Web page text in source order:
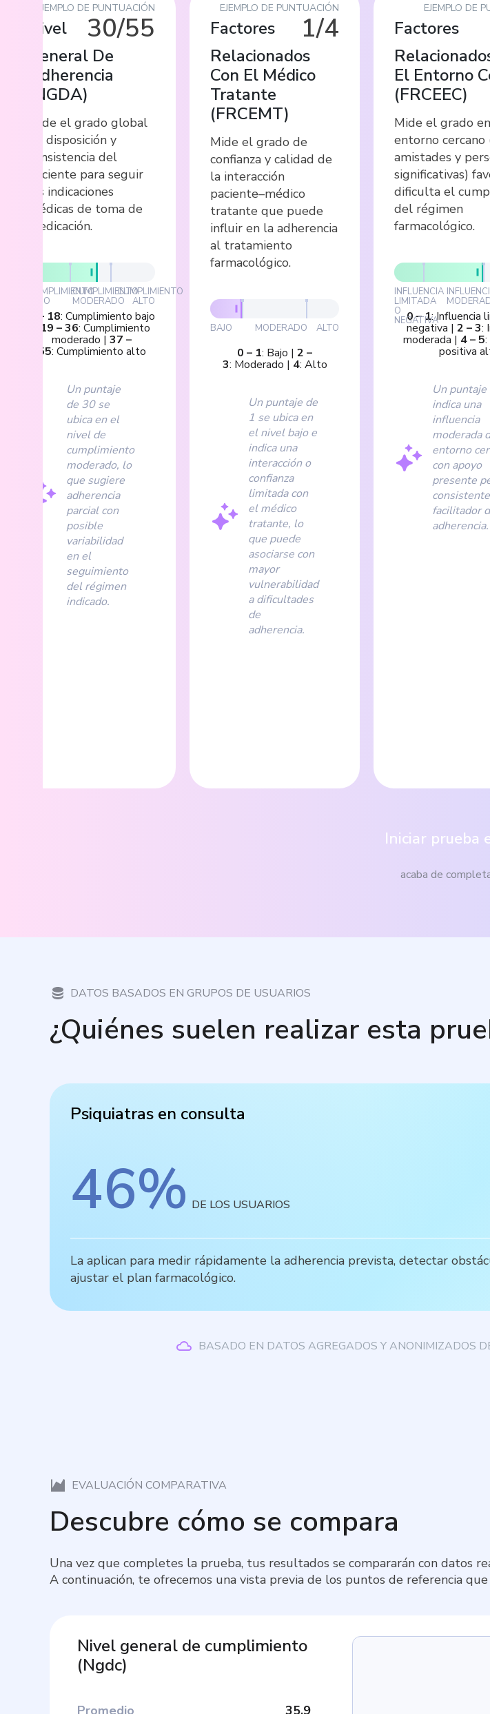
EJEMPLO DE PUNTUACIÓN
30/55
Nivel
General De
Adherencia
NGDA)
Mide el grado global
de disposición y
consistencia del
paciente para seguir
las indicaciones
médicas de toma de
medicación.
CUMPLIMIENTO
BAJO
CUMPLIMIENTO
MODERADO
CUMPLIMIENTO
ALTO
– 18: Cumplimiento bajo
19 –36: Cumplimiento
moderado | 37 –
55: Cumplimiento alto
Un puntaje
de 30 se
ubica en el
nivel de
cumplimiento
moderado, lo
que sugiere
adherencia
parcial con
posible
variabilidad
en el
seguimiento
del régimen
indicado.
EJEMPLO DE PUNTUACIÓN
1/4
Factores
Relacionados
Con El Médico
Tratante
(FRCEMT)
Mide el grado de
confianza y calidad de
la interacción
paciente–médico
tratante que puede
influir en la adherencia
al tratamiento
farmacológico.
BAJO MODERADO ALTO
0 – 1: Bajo | 2 –
3: Moderado | 4: Alto
Un puntaje de
1 se ubica en
el nivel bajo e
indica una
interacción o
confianza
limitada con
el médico
tratante, lo
que puede
asociarse con
mayor
vulnerabilidad
a dificultades
de
adherencia.
EJEMPLO DE
Factores
El Entorno
(FRCEEC)
Mide el grado
entorno cercano
amistades y
significativas)
dificulta el
del régimen
farmacológico.
INFLUENCIA
LIMITADA
O
NEGATIVA
0–1:Influencia
negativa | 2 –3:
moderada | 4–5:
positiva
Un puntaje
indica una
influencia
moderada
entorno
con apoyo
presente
facilitador
adherencia.
Iniciar prueba
acaba de
DATOS BASADOS EN GRUPOS DE USUARIOS
¿Quiénes suelen realizar esta
Psiquiatras en consulta
46% DE LOS USUARIOS
La aplican para medir rápidamente la adherencia prevista, detectar
ajustar el plan farmacológico.
BASADO EN DATOS AGREGADOS Y ANONIMIZADOS
EVALUACIÓN COMPARATIVA
Descubre cómo se compara
Una vez que completes la prueba, tus resultados se compararán con datos
A continuación, te ofrecemos una vista previa de los puntos de referencia
Nivel general de cumplimiento
(Ngdc)
Promedio 35.9